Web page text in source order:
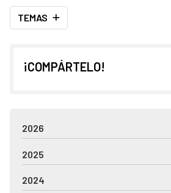
TEMAS
¡COMPÁRTELO!
2026
2025
2024